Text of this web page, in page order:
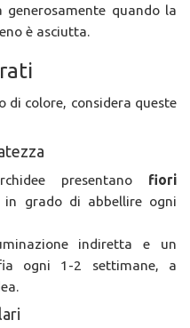
quando la
è asciutta.
di colore, considera queste
presentano fiori
in grado di abbellire ogni
indiretta e un
ogni 1-2 settimane, a